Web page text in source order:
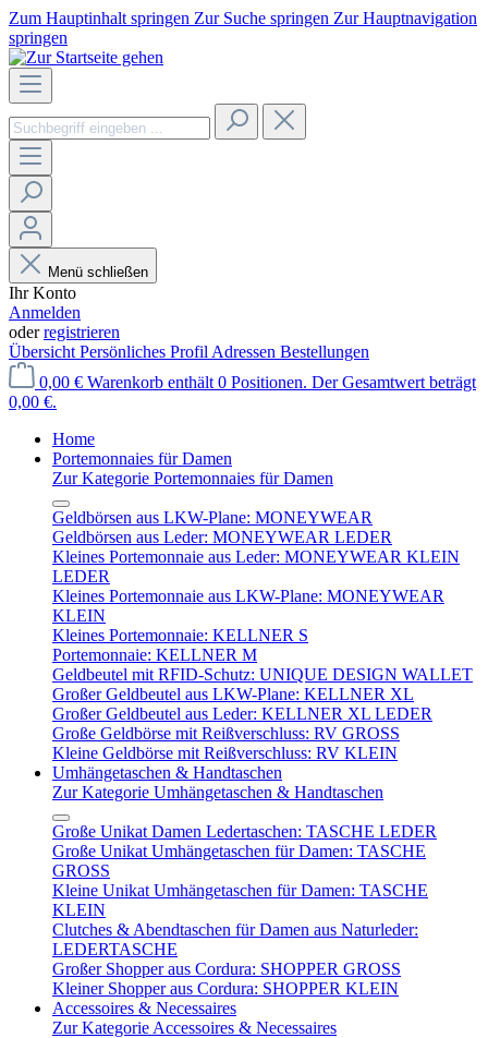
Zum Hauptinhalt springen Zur Suche springen Zur Hauptnavigation
springen
Menü schließen
Ihr Konto
Anmelden
oderregistrieren
Übersicht Persönliches Profil Adressen Bestellungen
0,00 € Warenkorb enthält 0 Positionen. Der Gesamtwert beträgt
0,00 €.
Home
Portemonnaies für Damen
Zur Kategorie Portemonnaies für Damen
Geldbörsen aus LKW-Plane: MONEYWEAR
Geldbörsen aus Leder: MONEYWEAR LEDER
Kleines Portemonnaie aus Leder: MONEYWEAR KLEIN
LEDER
Kleines Portemonnaie aus LKW-Plane: MONEYWEAR
KLEIN
Kleines Portemonnaie: KELLNER S
Portemonnaie: KELLNER M
Geldbeutel mit RFID-Schutz: UNIQUE DESIGN WALLET
Großer Geldbeutel aus LKW-Plane: KELLNER XL
Großer Geldbeutel aus Leder: KELLNER XL LEDER
Große Geldbörse mit Reißverschluss: RV GROSS
Kleine Geldbörse mit Reißverschluss: RV KLEIN
Umhängetaschen & Handtaschen
Zur Kategorie Umhängetaschen & Handtaschen
Große Unikat Damen Ledertaschen: TASCHE LEDER
Große Unikat Umhängetaschen für Damen: TASCHE
GROSS
Kleine Unikat Umhängetaschen für Damen: TASCHE
KLEIN
Clutches & Abendtaschen für Damen aus Naturleder:
LEDERTASCHE
Großer Shopper aus Cordura: SHOPPER GROSS
Kleiner Shopper aus Cordura: SHOPPER KLEIN
Accessoires & Necessaires
Zur Kategorie Accessoires & Necessaires